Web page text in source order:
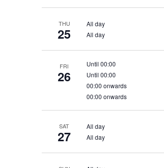
THU
25
All day
All day
FRI
26
Until 00:00
Until 00:00
00:00 onwards
00:00 onwards
SAT
27
All day
All day